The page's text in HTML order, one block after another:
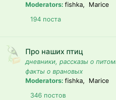
Moderators: fishka, Marice
194 поста
Про наших птиц
дневники, рассказы о
факты о врановых
Moderators: fishka, Marice
346 постов